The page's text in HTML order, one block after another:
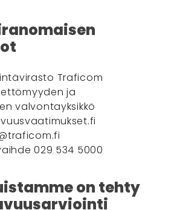
Traficom
ja
valvontayksikkö
029 534 5000
on tehty